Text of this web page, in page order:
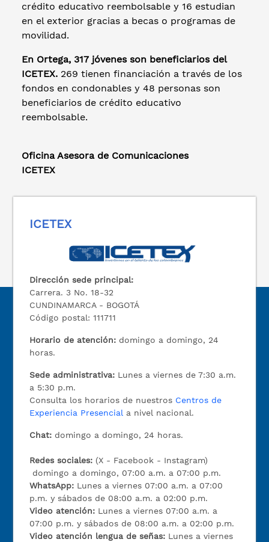
crédito educativo reembolsable y 16 estudian
en el exterior gracias a becas o programas de
movilidad.
En Ortega, 317 jóvenes son beneficiarios del
ICETEX. 269 tienen financiación a través de los
fondos en condonables y 48 personas son
beneficiarios de crédito educativo
reembolsable.
Oficina Asesora de Comunicaciones
ICETEX
ICETEX
Dirección sede principal:
Carrera. 3 No. 18-32
CUNDINAMARCA - BOGOTÁ
Código postal: 111711
Horario de atención: domingo a domingo, 24
horas.
Sede administrativa: Lunes a viernes de 7:30 a.m.
a 5:30 p.m.
Consulta los horarios de nuestros Centros de
Experiencia Presencial a nivel nacional.
Chat: domingo a domingo, 24 horas.
Redes sociales: (X - Facebook - Instagram)
domingo a domingo, 07:00 a.m. a 07:00 p.m.
WhatsApp: Lunes a viernes 07:00 a.m. a 07:00
p.m. y sábados de 08:00 a.m. a 02:00 p.m.
Video atención: Lunes a viernes 07:00 a.m. a
07:00 p.m. y sábados de 08:00 a.m. a 02:00 p.m.
Video atención lengua de señas: Lunes a viernes